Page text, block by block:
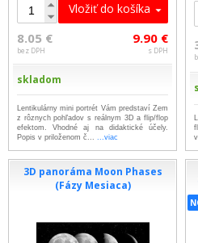
Vložiť do košíka
8.05 €
bez DPH
9.90 €
s DPH
skladom
Lentikulárny mini portrét Vám predstaví Zem
z rôznych pohľadov s reálnym 3D a flip/flop
efektom. Vhodné aj na didaktické účely.
Popis v priloženom č... ...viac
3D panoráma Moon Phases
(Fázy Mesiaca)